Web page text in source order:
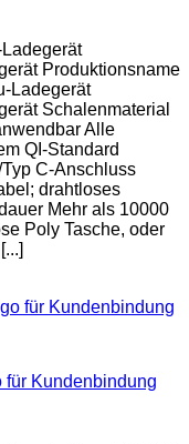
Produktionsname
Ladegerät
Schalenmaterial
Alle
QI-Standard
C-Anschluss
drahtloses
Mehr als 10000
Poly Tasche, oder
für Kundenbindung